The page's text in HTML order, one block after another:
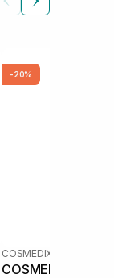
-20%
COSMEDIX
COSMEDIX Pure